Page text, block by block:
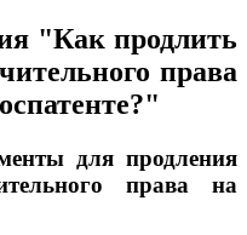
"Как продлить
права
?"
для продления
права на